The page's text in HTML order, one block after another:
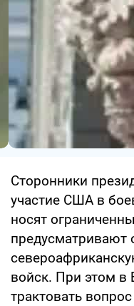
Сторонники
участие США в
носят
предусматривают
войск. При этом
трактовать